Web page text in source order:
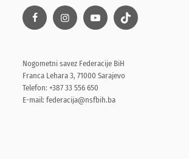
Nogometni savez Federacije BiH
Franca Lehara 3, 71000 Sarajevo
Telefon: +387 33 556 650
E-mail: federacija@nsfbih.ba